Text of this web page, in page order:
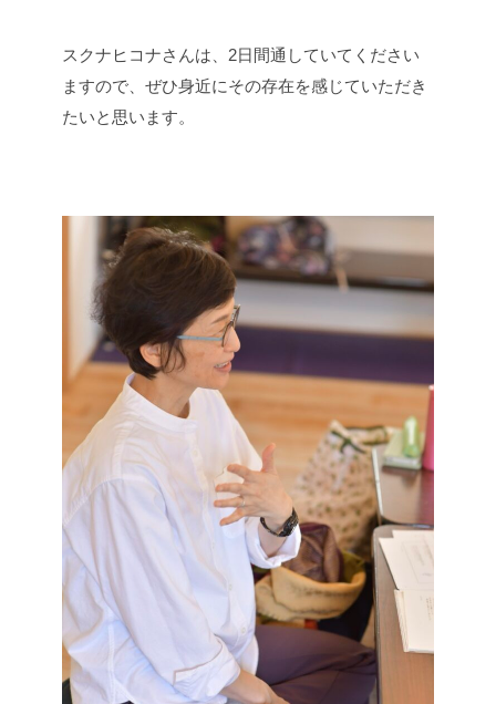
スクナヒコナさんは、2日間通していてください
ますので、ぜひ身近にその存在を感じていただき
たいと思います。